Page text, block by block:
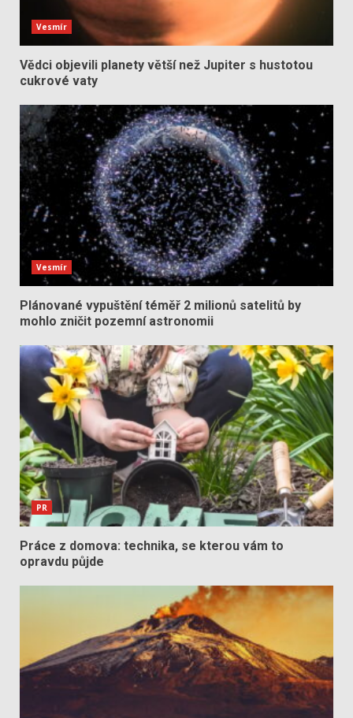
Vesmír
Vědci objevili planety větší než Jupiter s hustotou
cukrové vaty
Vesmír
Plánované vypuštění téměř 2 milionů satelitů by
mohlo zničit pozemní astronomii
PR
Práce z domova: technika, se kterou vám to
opravdu půjde